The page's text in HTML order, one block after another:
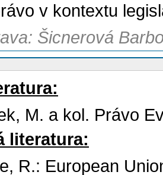
v kontextu
Šicnerová
M. a kol. Právo
literatura:
R.: European